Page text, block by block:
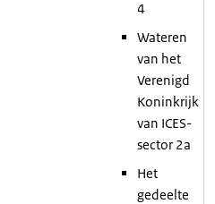
4
Wateren
van het
Verenigd
Koninkrijk
van ICES-
sector 2a
Het
gedeelte